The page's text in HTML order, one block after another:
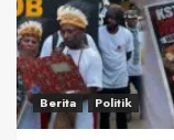
Berita Politik